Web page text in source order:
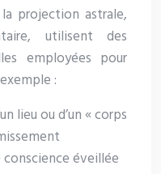
projection astrale,
utilisent des
employées pour
:
lieu ou d’un « corps
éveillée